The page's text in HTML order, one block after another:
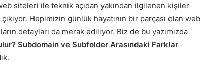
siteleri ile teknik açıdan yakından ilgilenen kişiler
çıkıyor. Hepimizin günlük hayatının bir parçası olan web
detayları da merak ediliyor. Biz de bu yazımızda
Subdomain ve Subfolder Arasındaki Farklar